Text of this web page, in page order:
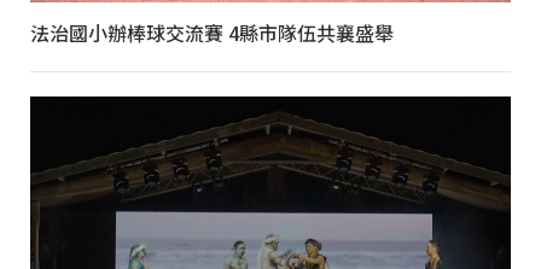
法治國小辦棒球交流賽 4縣市隊伍共襄盛舉